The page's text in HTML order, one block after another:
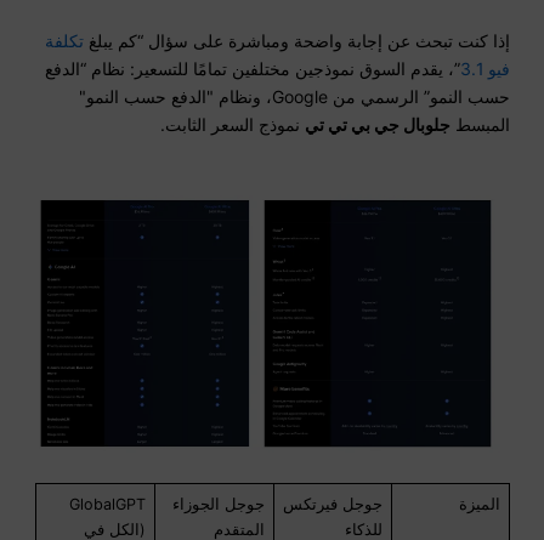
إذا كنت تبحث عن إجابة واضحة ومباشرة على سؤال “كم يبلغتكلفة
فيو 3.1
”، يقدم السوق نموذجين مختلفين تمامًا للتسعير: نظام “الدفع
حسب النمو” الرسمي من Google، ونظام "الدفع حسب النمو"
المبسط جلوبال جي بي تي تي نموذج السعر الثابت.
الميزة
جوجل فيرتكس
للذكاء
جوجل الجوزاء
المتقدم
GlobalGPT
(الكل في